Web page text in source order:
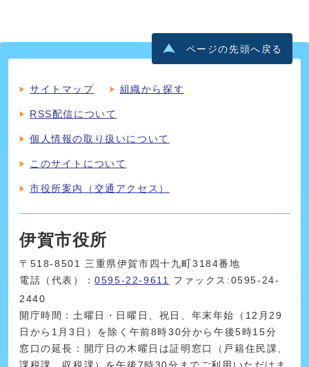
ページの先頭へ戻る
サイトマップ 組織から探す
RSS配信について
個人情報の取り扱いについて
このサイトについて
市役所案内（交通アクセス）
伊賀市役所
〒518-8501 三重県伊賀市四十九町3184番地
電話（代表）：0595-22-9611
ファックス:0595-24-
2440
開庁時間：土曜日・日曜日、祝日、年末年始（12月29
日から1月3日）を除く午前8時30分から午後5時15分
窓口の延長：開庁日の木曜日は証明窓口（戸籍住民課、